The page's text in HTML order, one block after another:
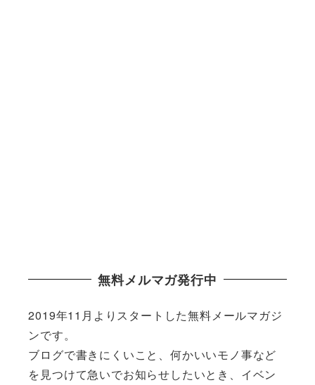
無料メルマガ発行中
2019年11月よりスタートした無料メールマガジ
ンです。
ブログで書きにくいこと、何かいいモノ事など
を見つけて急いでお知らせしたいとき、イベン